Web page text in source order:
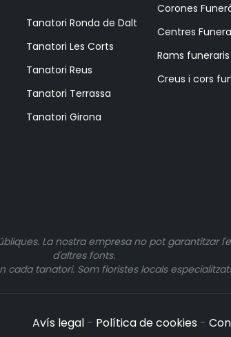
Tanatori Ronda de Dalt
Tanatori Les Corts
Tanatori Reus
Tanatori Terrassa
Tanatori Girona
Corones
Centres
Rams funeraris
Creus i cors
La nostra empresa no pot garantitzar
d'altres fonts.
tanatori. Som floristes locals
Avís legal - Política de cookies -